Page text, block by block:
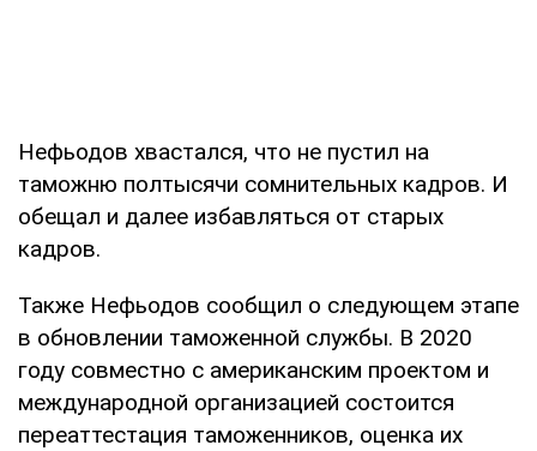
Нефьодов хвастался, что не пустил на
таможню полтысячи сомнительных кадров. И
обещал и далее избавляться от старых
кадров.
Также Нефьодов сообщил о следующем этапе
в обновлении таможенной службы. В 2020
году совместно с американским проектом и
международной организацией состоится
переаттестация таможенников, оценка их